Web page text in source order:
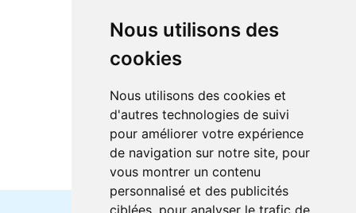
Nous utilisons des
cookies
Nous utilisons des cookies et
d'autres technologies de suivi
pour améliorer votre expérience
de navigation sur notre site, pour
vous montrer un contenu
personnalisé et des publicités
ciblées, pour analyser le trafic de